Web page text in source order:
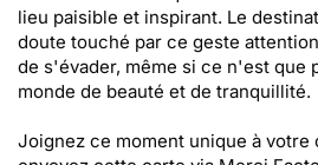
lieu paisible et inspirant. Le
doute touché par ce geste
de s'évader, même si ce n'est que
monde de beauté et de tranquillité.
Joignez ce moment unique à